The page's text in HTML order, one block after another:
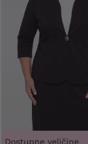
Dostupne veličine